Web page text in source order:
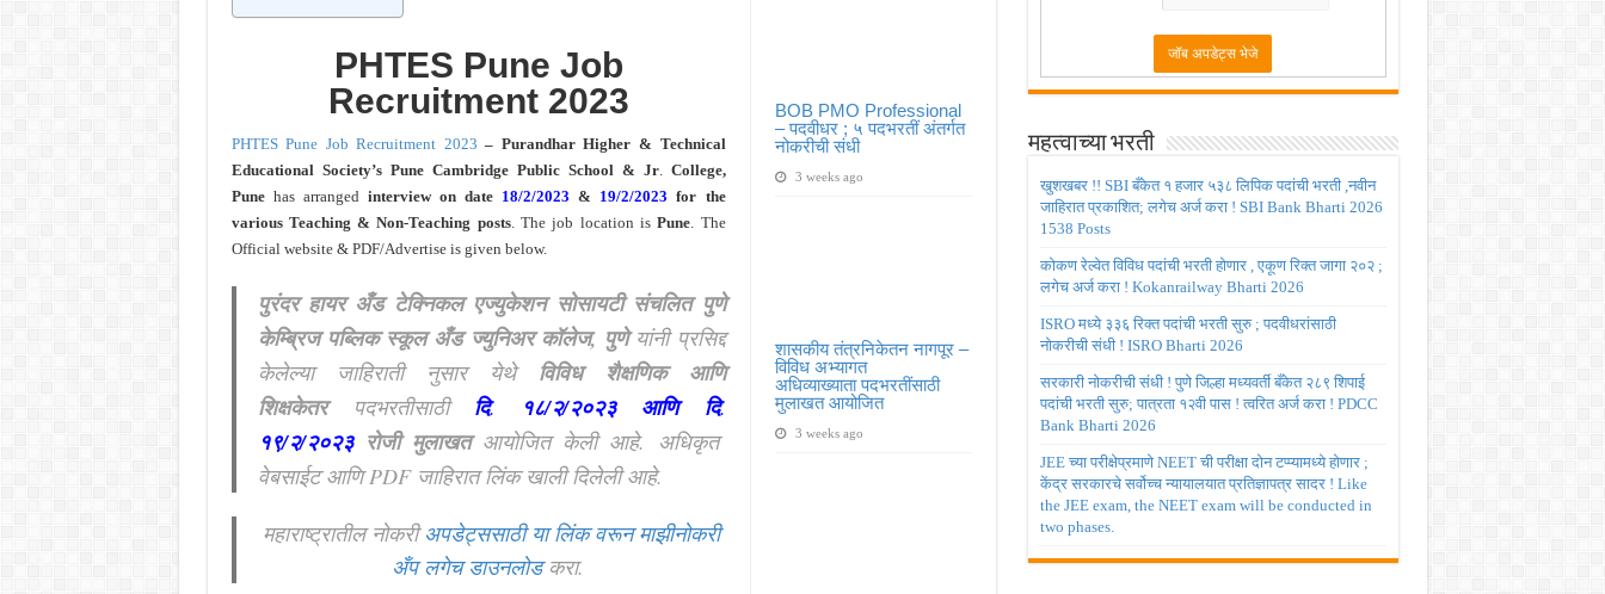
BOB PMO Professional
– पदवीधर ; ५ पदभरतीं अंतर्गत
नोकरीची संधी
3 weeks ago
शासकीय तंत्रनिकेतन नागपूर –
विविध अभ्यागत
अधिव्याख्याता पदभरतींसाठी
मुलाखत आयोजित
3 weeks ago
PHTES Pune Job
Recruitment 2023
PHTES Pune Job Recruitment 2023 – Purandhar Higher & Technical
Educational Society’s Pune Cambridge Public School & Jr. College,
Punehas arrangedinterview on date 18/2/2023 & 19/2/2023 for the
various Teaching & Non-Teaching posts. The job location isPune. The
Official website & PDF/Advertise is given below.
पुरंदर हायर अँड टेक्निकल एज्युकेशन सोसायटी संचलित पुणे
केम्ब्रिज पब्लिक स्कूल अँड ज्युनिअर कॉलेज, पुणेयांनी प्रसिद्द
केलेल्या जाहिराती नुसार येथे विविध शैक्षणिक आणि
शिक्षकेतर
पदभरतीसाठी दि. १८/२/२०२३ आणि दि.
१९/२/२०२३ रोजी मुलाखत आयोजित केली आहे. अधिकृत
वेबसाईट आणि PDF जाहिरात लिंक खाली दिलेली आहे.
महाराष्ट्रातील नोकरीअपडेट्ससाठी या लिंक वरून माझीनोकरी
अँप लगेच डाउनलोडकरा.
महत्वाच्या भरती
खुशखबर !! SBI बँकेत १ हजार ५३८ लिपिक पदांची भरती ,नवीन
जाहिरात प्रकाशित; लगेच अर्ज करा ! SBI Bank Bharti 2026
1538 Posts
कोकण रेल्वेत विविध पदांची भरती होणार , एकूण रिक्त जागा २०२ ;
लगेच अर्ज करा ! Kokanrailway Bharti 2026
ISRO मध्ये ३३६ रिक्त पदांची भरती सुरु ; पदवीधरांसाठी
नोकरीची संधी ! ISRO Bharti 2026
सरकारी नोकरीची संधी ! पुणे जिल्हा मध्यवर्ती बँकेत २८९ शिपाई
पदांची भरती सुरु; पात्रता १२वी पास ! त्वरित अर्ज करा ! PDCC
Bank Bharti 2026
JEE च्या परीक्षेप्रमाणे NEET ची परीक्षा दोन टप्प्यामध्ये होणार ;
केंद्र सरकारचे सर्वोच्च न्यायालयात प्रतिज्ञापत्र सादर ! Like
the JEE exam, the NEET exam will be conducted in
two phases.